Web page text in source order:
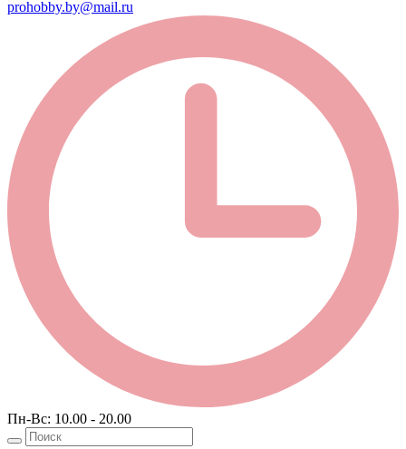
prohobby.by@mail.ru
Пн-Вс: 10.00 - 20.00